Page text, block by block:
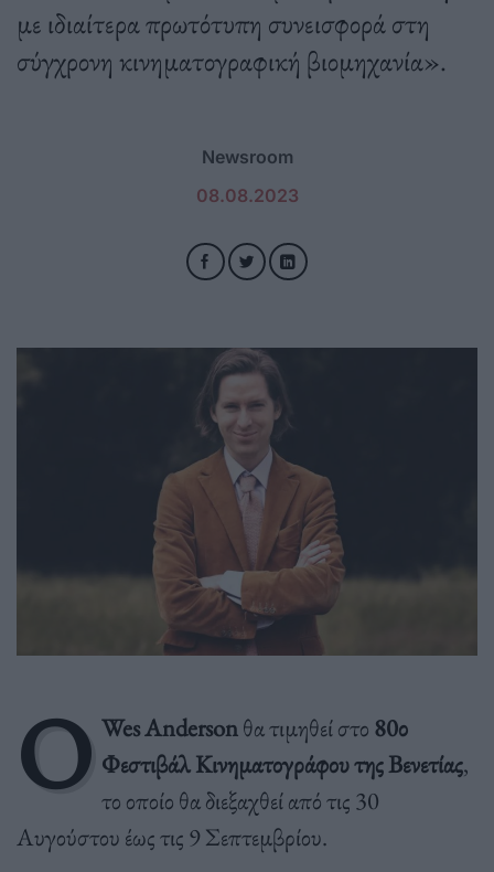
με ιδιαίτερα πρωτότυπη συνεισφορά στη
σύγχρονη κινηματογραφική βιομηχανία».
Newsroom
08.08.2023
Ο Wes Andersonθα τιμηθεί στο 80ο
Φεστιβάλ Κινηματογράφου της Βενετίας,
το οποίο θα διεξαχθεί από τις 30
Αυγούστου έως τις 9 Σεπτεμβρίου.